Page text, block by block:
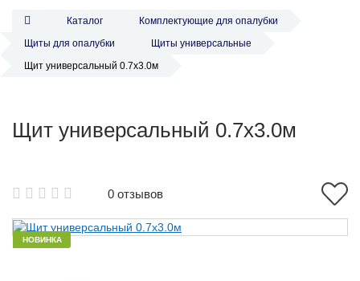
Каталог
Комплектующие для опалубки
Щиты для опалубки
Щиты универсальные
Щит универсальный 0.7х3.0м
Щит универсальный 0.7х3.0м
0 отзывов
НОВИНКА